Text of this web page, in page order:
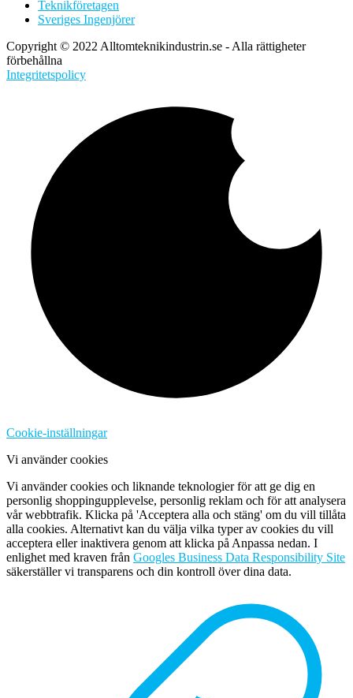
Teknikföretagen
Sveriges Ingenjörer
Copyright © 2022 Alltomteknikindustrin.se - Alla rättigheter
förbehållna
Integritetspolicy
Cookie-inställningar
Vi använder cookies
Vi använder cookies och liknande teknologier för att ge dig en
personlig shoppingupplevelse, personlig reklam och för att analysera
vår webbtrafik. Klicka på 'Acceptera alla och stäng' om du vill tillåta
alla cookies. Alternativt kan du välja vilka typer av cookies du vill
acceptera eller inaktivera genom att klicka på Anpassa nedan. I
enlighet med kraven från Googles Business Data Responsibility Site
säkerställer vi transparens och din kontroll över dina data.